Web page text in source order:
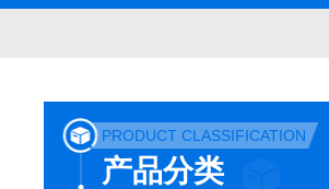
PRODUCT CLASSIFICATION
产品分类